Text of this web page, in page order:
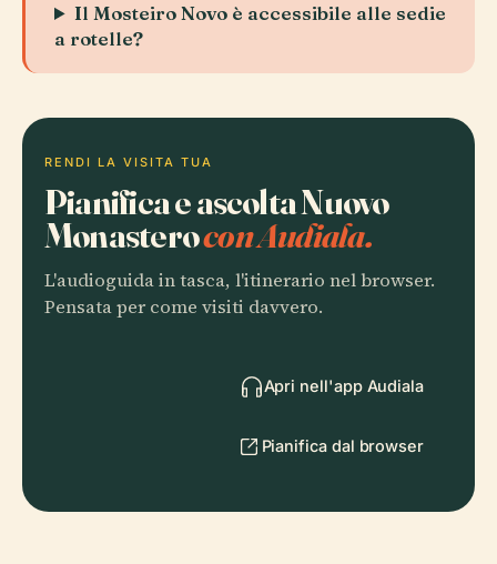
Il Mosteiro Novo è accessibile alle sedie
a rotelle?
RENDI LA VISITA TUA
Pianifica e ascolta Nuovo
Monasterocon Audiala.
L'audioguida in tasca, l'itinerario nel browser.
Pensata per come visiti davvero.
Apri nell'app Audiala
Pianifica dal browser